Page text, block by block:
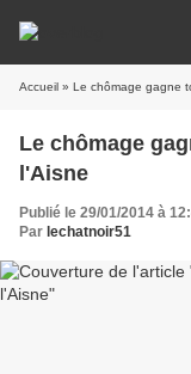
Accueil » Le chômage gagne
Le chômage
l'Aisne
Publié le 29/01/2014 à
Par lechatnoir51